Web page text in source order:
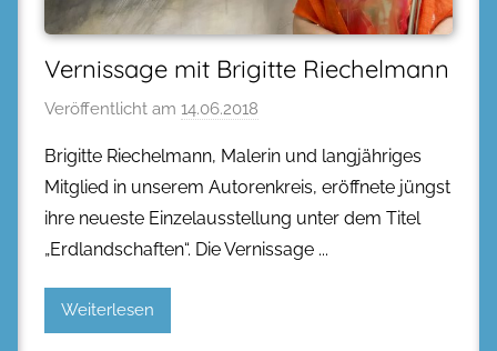
Vernissage mit Brigitte Riechelmann
Veröffentlicht am 14.06.2018
Brigitte Riechelmann, Malerin und langjähriges
Mitglied in unserem Autorenkreis, eröffnete jüngst
ihre neueste Einzelausstellung unter dem Titel
„Erdlandschaften“. Die Vernissage
Weiterlesen